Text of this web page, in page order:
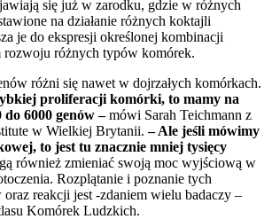
się już w zarodku, gdzie w różnych
na działanie różnych koktajli
je do ekspresji określonej kombinacji
rozwoju różnych typów komórek.
różni się nawet w dojrzałych komórkach.
proliferacji komórki, to mamy na
do 6000 genów –mówi Sarah Teichmann z
w Wielkiej Brytanii.– Ale jeśli mówimy
to jest tu znacznie mniej tysięcy
również zmieniać swoją moc wyjściową w
Rozplątanie i poznanie tych
oraz reakcji jest -zdaniem wielu badaczy –
Komórek Ludzkich.